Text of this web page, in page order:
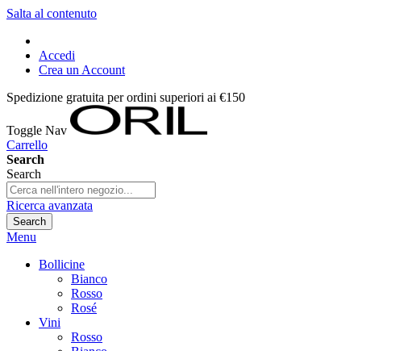
Salta al contenuto
Accedi
Crea un Account
Spedizione gratuita per ordini superiori ai €150
Toggle Nav
Carrello
Search
Search
Ricerca avanzata
Search
Menu
Bollicine
Bianco
Rosso
Rosé
Vini
Rosso